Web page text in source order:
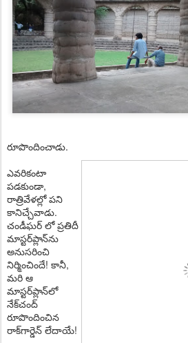
రూపొందించాడు.
ఎవ‌రికంటా
ప‌డ‌కుండా,
రాత్రివేళ‌ల్లో ప‌ని
కానిచ్చేవాడు.
చండీఘర్ లో ప్ర‌తిదీ
మాస్ట‌ర్‌ప్లాన్‌ను
అనుస‌రించి
నిర్మించిందే! కానీ,
మ‌రి ఆ
మాస్ట‌ర్‌ప్లాన్‌లో
నేక్‌చంద్
రూపొందించిన
రాక్‌గార్డెన్ లేదాయే!